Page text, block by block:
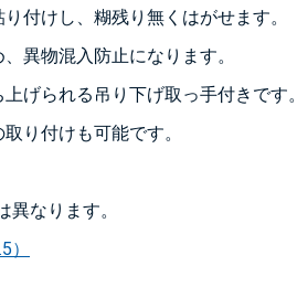
付けし、糊残り無くはがせます。
異物混入防止になります。
げられる吊り下げ取っ手付きです。
り付けも可能です。
なります。